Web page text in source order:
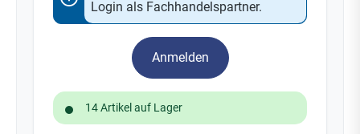
Login als Fachhandelspartner.
Anmelden
14 Artikel auf Lager